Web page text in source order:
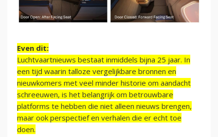
Even dit:
Luchtvaartnieuws bestaat inmiddels bijna 25 jaar. In
een tijd waarin talloze vergelijkbare bronnen en
nieuwkomers met veel minder historie om aandacht
schreeuwen, is het belangrijk om betrouwbare
platforms te hebben die niet alleen nieuws brengen,
maar ook perspectief en verhalen die er echt toe
doen.